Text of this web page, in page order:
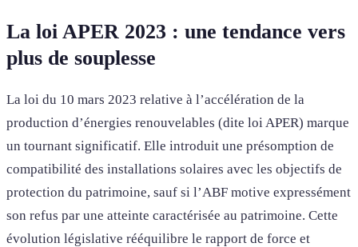
La loi APER 2023 : une tendance vers
plus de souplesse
La loi du 10 mars 2023 relative à l’accélération de la
production d’énergies renouvelables (dite loi APER) marque
un tournant significatif. Elle introduit une présomption de
compatibilité des installations solaires avec les objectifs de
protection du patrimoine, sauf si l’ABF motive expressément
son refus par une atteinte caractérisée au patrimoine. Cette
évolution législative rééquilibre le rapport de force et